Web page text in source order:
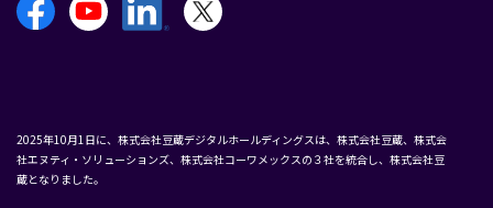
2025年10月1日に、株式会社豆蔵デジタルホールディングスは、株式会社豆蔵、株式会
社エヌティ・ソリューションズ、株式会社コーワメックスの３社を統合し、株式会社豆
蔵となりました。